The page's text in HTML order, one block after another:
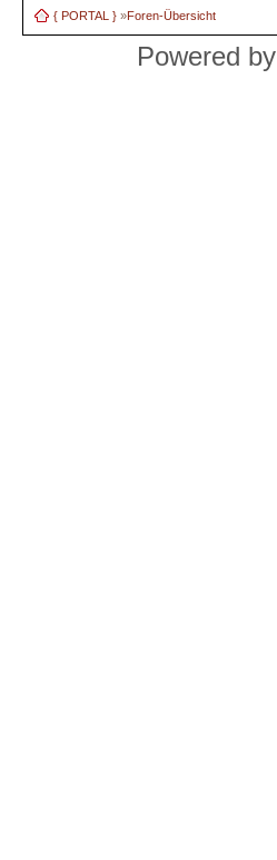
{ PORTAL } »Foren-Übersicht
Powered by